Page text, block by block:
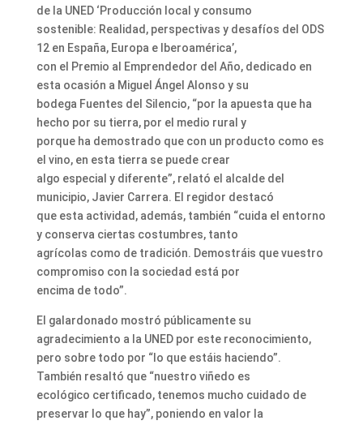
de la UNED ‘Producción local y consumo
sostenible: Realidad, perspectivas y desafíos del ODS
12 en España, Europa e Iberoamérica’,
con el Premio al Emprendedor del Año, dedicado en
esta ocasión a Miguel Ángel Alonso y su
bodega Fuentes del Silencio, “por la apuesta que ha
hecho por su tierra, por el medio rural y
porque ha demostrado que con un producto como es
el vino, en esta tierra se puede crear
algo especial y diferente”, relató el alcalde del
municipio, Javier Carrera. El regidor destacó
que esta actividad, además, también “cuida el entorno
y conserva ciertas costumbres, tanto
agrícolas como de tradición. Demostráis que vuestro
compromiso con la sociedad está por
encima de todo”.
El galardonado mostró públicamente su
agradecimiento a la UNED por este reconocimiento,
pero sobre todo por “lo que estáis haciendo”.
También resaltó que “nuestro viñedo es
ecológico certificado, tenemos mucho cuidado de
preservar lo que hay”, poniendo en valor la